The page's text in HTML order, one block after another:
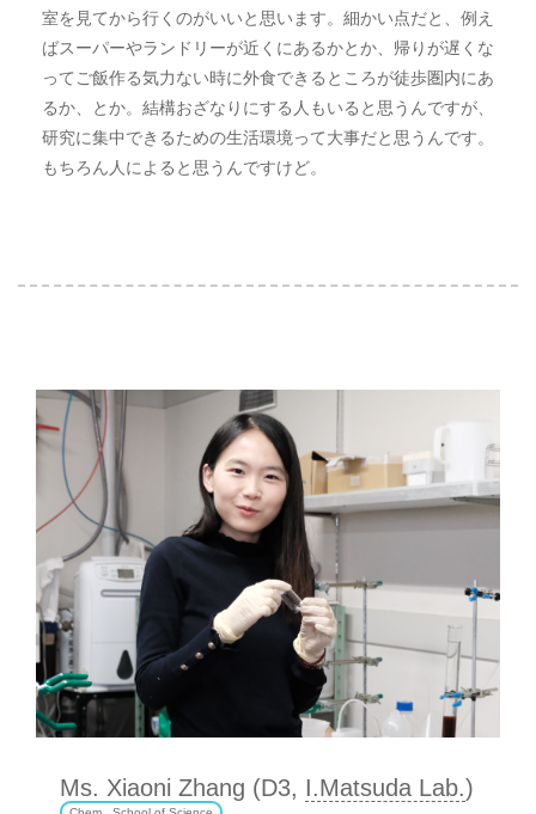
室を見てから行くのがいいと思います。細かい点だと、例え
ばスーパーやランドリーが近くにあるかとか、帰りが遅くな
ってご飯作る気力ない時に外食できるところが徒歩圏内にあ
るか、とか。結構おざなりにする人もいると思うんですが、
研究に集中できるための生活環境って大事だと思うんです。
もちろん人によると思うんですけど。
Ms. Xiaoni Zhang (D3, I.Matsuda Lab.)